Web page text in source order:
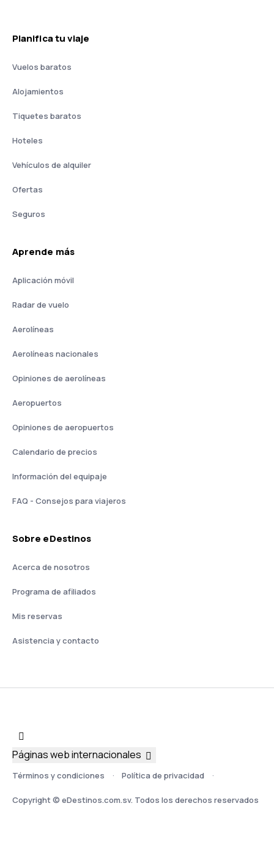
Planifica tu viaje
Vuelos baratos
Alojamientos
Tiquetes baratos
Hoteles
Vehículos de alquiler
Ofertas
Seguros
Aprende más
Aplicación móvil
Radar de vuelo
Aerolíneas
Aerolíneas nacionales
Opiniones de aerolíneas
Aeropuertos
Opiniones de aeropuertos
Calendario de precios
Información del equipaje
FAQ - Consejos para viajeros
Sobre eDestinos
Acerca de nosotros
Programa de afiliados
Mis reservas
Asistencia y contacto
Términos y condiciones Política de privacidad
Copyright © eDestinos.com.sv. Todos los derechos reservados
Páginas web internacionales